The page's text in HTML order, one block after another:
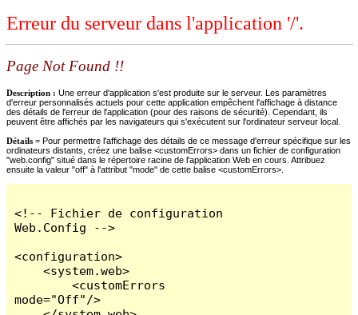
Erreur du serveur dans l'application '/'.
Page Not Found !!
Description : Une erreur d'application s'est produite sur le serveur. Les paramètres
d'erreur personnalisés actuels pour cette application empêchent l'affichage à distance
des détails de l'erreur de l'application (pour des raisons de sécurité). Cependant, ils
peuvent être affichés par les navigateurs qui s'exécutent sur l'ordinateur serveur local.
Détails = Pour permettre l'affichage des détails de ce message d'erreur spécifique sur les
ordinateurs distants, créez une balise <customErrors> dans un fichier de configuration
"web.config" situé dans le répertoire racine de l'application Web en cours. Attribuez
ensuite la valeur "off" à l'attribut "mode" de cette balise <customErrors>.
<!-- Fichier de configuration
Web.Config -->
<configuration>
    <system.web>
        <customErrors
mode="Off"/>